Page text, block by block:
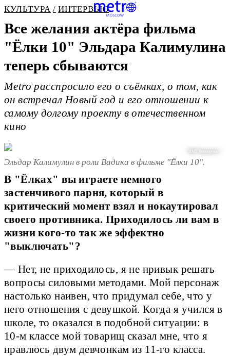
КУЛЬТУРА ИНТЕРВЬЮ
Все желания актёра фильма
"Ёлки 10" Эльдара Калимулина
теперь сбываются
Metro расспросило его о съёмках, о том, как
он встречал Новый год и его отношении к
самому долгому проекту в отечественном
кино
"НМГ Кинопрокат"
Эльдар Калимулин в роли Вадика в фильме "Ёлки 10".
В "Ёлках" вы играете немного
застенчивого парня, который в
критический момент взял и нокаутировал
своего противника. Приходилось ли вам в
жизни кого-то так же эффектно
"выключать"?
— Нет, не приходилось, я не привык решать
вопросы силовыми методами. Мой персонаж
настолько наивен, что придумал себе, что у
него отношения с девушкой. Когда я учился в
школе, то оказался в подобной ситуации: в
10-м классе мой товарищ сказал мне, что я
нравлюсь двум девчонкам из 11-го класса.